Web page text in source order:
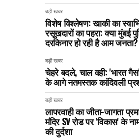
बड़ी खबर
विशेष विश्लेषण: खाकी का
रसूखदारों का पहरा: क्या मुंबई
दरकिनार हो रही है आम जनता?
बड़ी खबर
चेहरे बदले, चाल वही: 'भारत
के आगे नतमस्तक कांदिवली
बड़ी खबर
लापरवाही का जीता-जागता
मंदिर SV रोड पर 'विकास' के
की दुर्दशा